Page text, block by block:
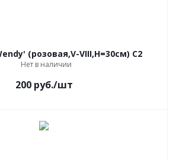
(розовая,V-VIII,Н=30см) C2
Нет в наличии
200руб./шт